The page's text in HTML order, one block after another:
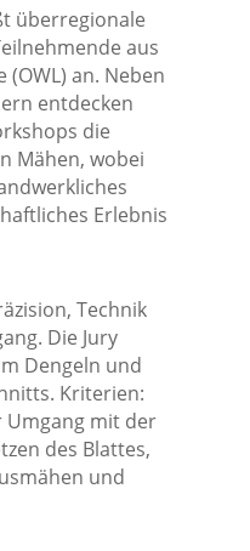
überregionale
aus
(OWL) an. Neben
entdecken
die
Mähen, wobei
Erlebnis
Technik
Die Jury
Dengeln und
Kriterien:
Umgang mit der
des Blattes,
und